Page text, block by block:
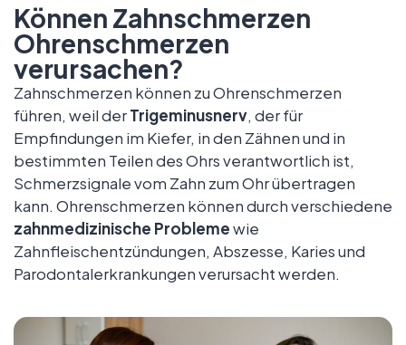
Können Zahnschmerzen
Ohrenschmerzen
verursachen?
Zahnschmerzen können zu Ohrenschmerzen
führen, weil derTrigeminusnerv, der für
Empfindungen im Kiefer, in den Zähnen und in
bestimmten Teilen des Ohrs verantwortlich ist,
Schmerzsignale vom Zahn zum Ohr übertragen
kann. Ohrenschmerzen können durch verschiedene
zahnmedizinische Problemewie
Zahnfleischentzündungen, Abszesse, Karies und
Parodontalerkrankungen verursacht werden.